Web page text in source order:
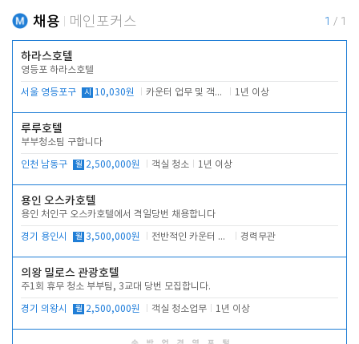
채용 메인포커스 1 / 1
하라스호텔
영등포 하라스호텔
서울 영등포구 시 10,030원 카운터 업무 및 객실관리(청소상태 확인, 객실판매) 1년 이상
루루호텔
부부청소팀 구합니다
인천 남동구 월 2,500,000원 객실 청소 1년 이상
용인 오스카호텔
용인 처인구 오스카호텔에서 격일당번 채용합니다
경기 용인시 월 3,500,000원 전반적인 카운터 업무 경력무관
의왕 밀로스 관광호텔
주1회 휴무 청소 부부팀, 3교대 당번 모집합니다.
경기 의왕시 월 2,500,000원 객실 청소업무 1년 이상